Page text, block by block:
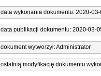
data wykonania dokumentu: 2020-
data publikacji dokumentu: 2020-03-
dokument wytworzył: Administrator
ostatnią modyfikację dokumentu